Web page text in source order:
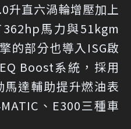
升直六渦輪增壓加上
馬力與51kgm
的部分也導入ISG啟
Boost系統，採用
達輔助提升燃油表
、E300三種車